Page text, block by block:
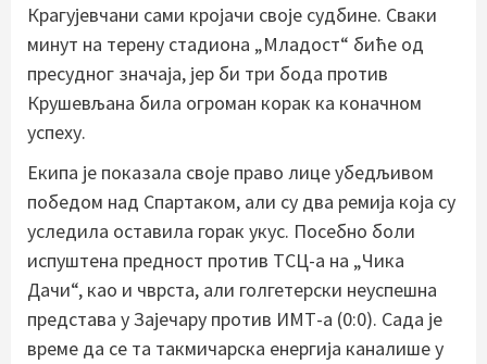
Крагујевчани сами кројачи своје судбине. Сваки
минут на терену стадиона „Младост“ биће од
пресудног значаја, јер би три бода против
Крушевљана била огроман корак ка коначном
успеху.
Екипа је показала своје право лице убедљивом
победом над Спартаком, али су два ремија која су
уследила оставила горак укус. Посебно боли
испуштена предност против ТСЦ-а на „Чика
Дачи“, као и чврста, али голгетерски неуспешна
представа у Зајечару против ИМТ-а (0:0). Сада је
време да се та такмичарска енергија каналише у